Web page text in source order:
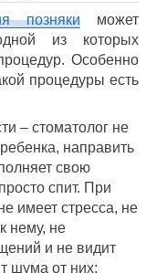
позняки может
из которых
Особенно
процедуры есть
– стоматолог не
направить
свою
спит. При
имеет стресса, не
нему, не
и не видит
шума от них;